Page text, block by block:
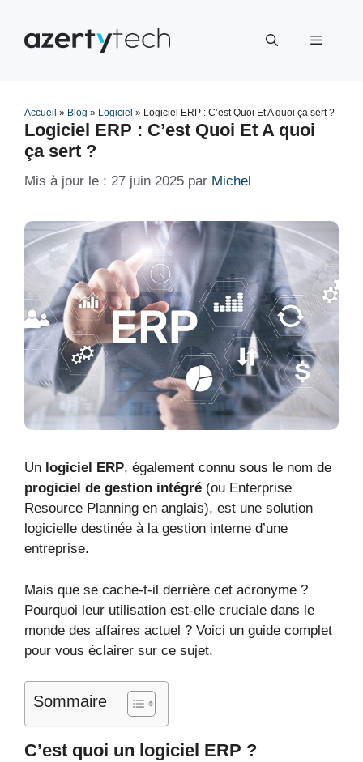
contenu
Menu
Accueil » Blog » Logiciel » Logiciel ERP : C’est Quoi Et A quoi ça sert ?
Logiciel ERP : C’est Quoi Et A quoi
ça sert ?
27 juin 2025 par Michel
Un logiciel ERP, également connu sous le nom de
progiciel de gestion intégré (ou Enterprise
Resource Planning en anglais), est une solution
logicielle destinée à la gestion interne d’une
entreprise.
Mais que se cache-t-il derrière cet acronyme ?
Pourquoi leur utilisation est-elle cruciale dans le
monde des affaires actuel ? Voici un guide complet
pour vous éclairer sur ce sujet.
Sommaire
C’est quoi un logiciel ERP ?